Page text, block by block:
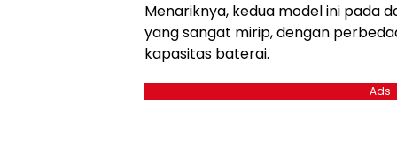
Menariknya, kedua model ini pada
yang sangat mirip, dengan
kapasitas baterai.
Ads